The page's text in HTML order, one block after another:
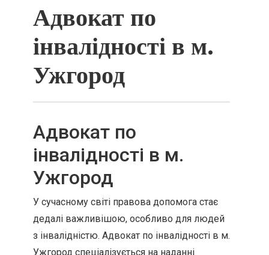
Адвокат по
інвалідності в м.
Ужгород
Адвокат по
інвалідності в м.
Ужгород
У сучасному світі правова допомога стає
дедалі важливішою, особливо для людей
з інвалідністю. Адвокат по інвалідності в м.
Ужгород спеціалізується на наданні